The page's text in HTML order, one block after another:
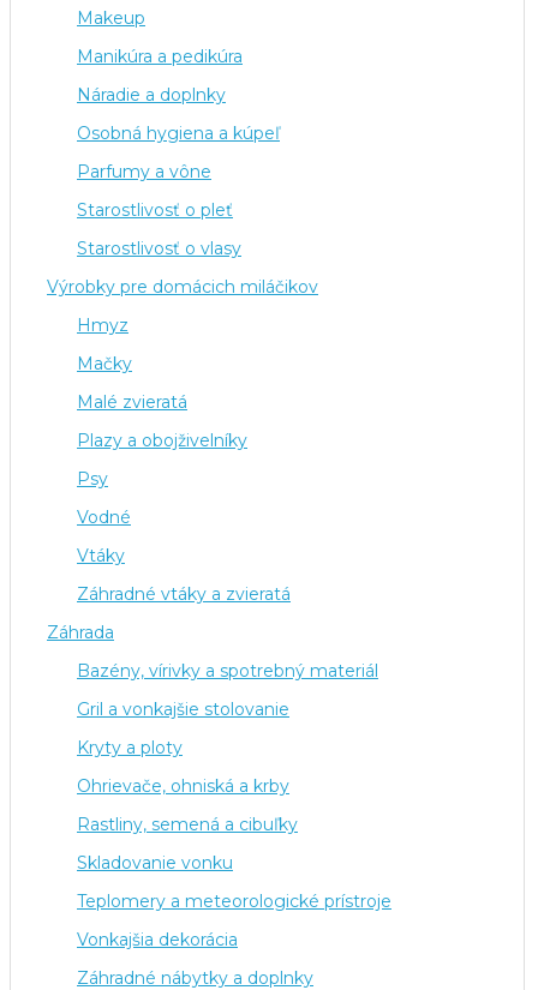
Makeup
Manikúra a pedikúra
Náradie a doplnky
Osobná hygiena a kúpeľ
Parfumy a vône
Starostlivosť o pleť
Starostlivosť o vlasy
Výrobky pre domácich miláčikov
Hmyz
Mačky
Malé zvieratá
Plazy a obojživelníky
Psy
Vodné
Vtáky
Záhradné vtáky a zvieratá
Záhrada
Bazény, vírivky a spotrebný materiál
Gril a vonkajšie stolovanie
Kryty a ploty
Ohrievače, ohniská a krby
Rastliny, semená a cibuľky
Skladovanie vonku
Teplomery a meteorologické prístroje
Vonkajšia dekorácia
Záhradné nábytky a doplnky